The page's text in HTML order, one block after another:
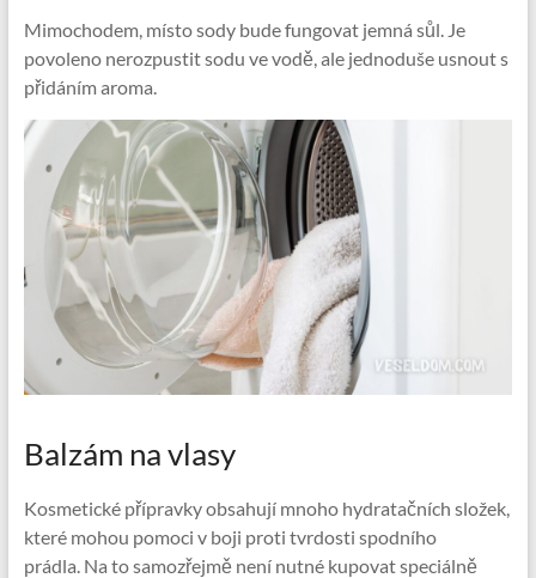
Mimochodem, místo sody bude fungovat jemná sůl. Je
povoleno nerozpustit sodu ve vodě, ale jednoduše usnout s
přidáním aroma.
Balzám na vlasy
Kosmetické přípravky obsahují mnoho hydratačních složek,
které mohou pomoci v boji proti tvrdosti spodního
prádla. Na to samozřejmě není nutné kupovat speciálně